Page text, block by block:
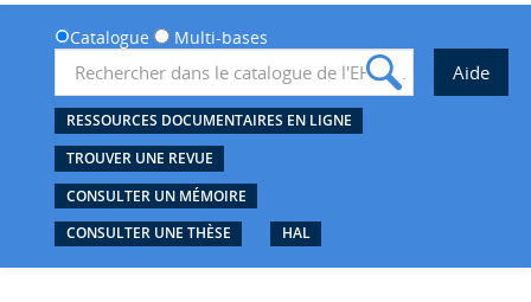
Catalogue Multi-bases
RESSOURCES DOCUMENTAIRES EN LIGNE
TROUVER UNE REVUE
CONSULTER UN MÉMOIRE
CONSULTER UNE THÈSE
HAL